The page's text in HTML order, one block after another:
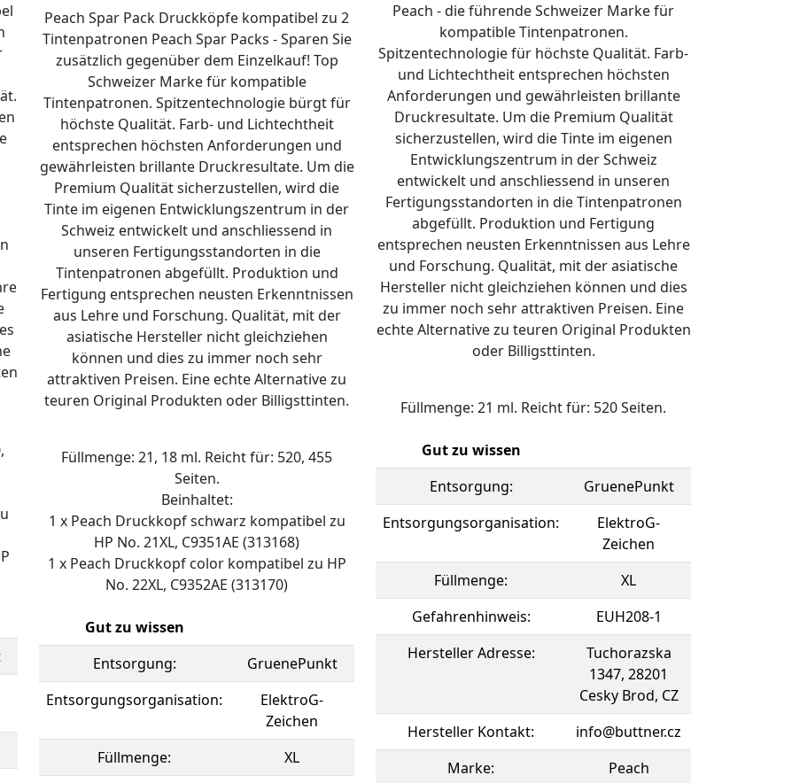
Peach Spar Pack Druckköpfe kompatibel zu 2
Tintenpatronen Peach Spar Packs - Sparen Sie
zusätzlich gegenüber dem Einzelkauf! Top
Schweizer Marke für kompatible
Tintenpatronen. Spitzentechnologie bürgt für
höchste Qualität. Farb- und Lichtechtheit
entsprechen höchsten Anforderungen und
gewährleisten brillante Druckresultate. Um die
Premium Qualität sicherzustellen, wird die
Tinte im eigenen Entwicklungszentrum in der
Schweiz entwickelt und anschliessend in
unseren Fertigungsstandorten in die
Tintenpatronen abgefüllt. Produktion und
Fertigung entsprechen neusten Erkenntnissen
aus Lehre und Forschung. Qualität, mit der
asiatische Hersteller nicht gleichziehen
können und dies zu immer noch sehr
attraktiven Preisen. Eine echte Alternative zu
teuren Original Produkten oder Billigsttinten.
Füllmenge: 21, 18 ml. Reicht für: 520, 455
Seiten.
Beinhaltet:
1 x Peach Druckkopf schwarz kompatibel zu
HP No. 21XL, C9351AE (313168)
1 x Peach Druckkopf color kompatibel zu HP
No. 22XL, C9352AE (313170)
Gut zu wissen
Entsorgung:
GruenePunkt
Entsorgungsorganisation:
ElektroG-
Zeichen
Füllmenge:
XL
Peach - die führende Schweizer Marke für
kompatible Tintenpatronen.
Spitzentechnologie für höchste Qualität. Farb-
und Lichtechtheit entsprechen höchsten
Anforderungen und gewährleisten brillante
Druckresultate. Um die Premium Qualität
sicherzustellen, wird die Tinte im eigenen
Entwicklungszentrum in der Schweiz
entwickelt und anschliessend in unseren
Fertigungsstandorten in die Tintenpatronen
abgefüllt. Produktion und Fertigung
entsprechen neusten Erkenntnissen aus Lehre
und Forschung. Qualität, mit der asiatische
Hersteller nicht gleichziehen können und dies
zu immer noch sehr attraktiven Preisen. Eine
echte Alternative zu teuren Original Produkten
oder Billigsttinten.
Füllmenge: 21 ml. Reicht für: 520 Seiten.
Gut zu wissen
Entsorgung:
GruenePunkt
Entsorgungsorganisation:
ElektroG-
Zeichen
Füllmenge:
XL
Gefahrenhinweis:
EUH208-1
Hersteller Adresse:
Tuchorazska
1347, 28201
Cesky Brod, CZ
Hersteller Kontakt:
info@buttner.cz
Marke:
Peach